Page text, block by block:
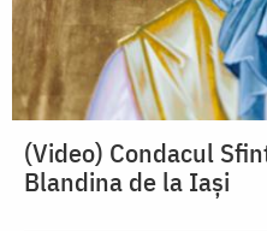
(Video) Condacul
Blandina de la Iași